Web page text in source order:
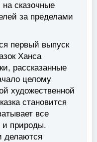
сказочные
за пределами
первый выпуск
Ханса
рассказанные
целому
художественной
становится
все
и природы.
делаются